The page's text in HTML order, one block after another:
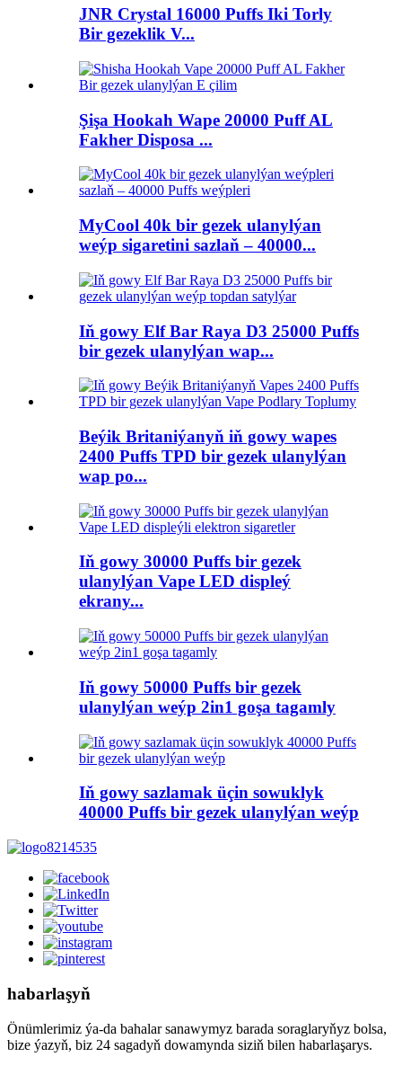
JNR Crystal 16000 Puffs Iki Torly
Bir gezeklik V...
Şişa Hookah Wape 20000 Puff AL
Fakher Disposa ...
MyCool 40k bir gezek ulanylýan
weýp sigaretini sazlaň – 40000...
Iň gowy Elf Bar Raya D3 25000 Puffs
bir gezek ulanylýan wap...
Beýik Britaniýanyň iň gowy wapes
2400 Puffs TPD bir gezek ulanylýan
wap po...
Iň gowy 30000 Puffs bir gezek
ulanylýan Vape LED displeý
ekrany...
Iň gowy 50000 Puffs bir gezek
ulanylýan weýp 2in1 goşa tagamly
Iň gowy sazlamak üçin sowuklyk
40000 Puffs bir gezek ulanylýan weýp
habarlaşyň
Önümlerimiz ýa-da bahalar sanawymyz barada soraglaryňyz bolsa,
bize ýazyň, biz 24 sagadyň dowamynda siziň bilen habarlaşarys.